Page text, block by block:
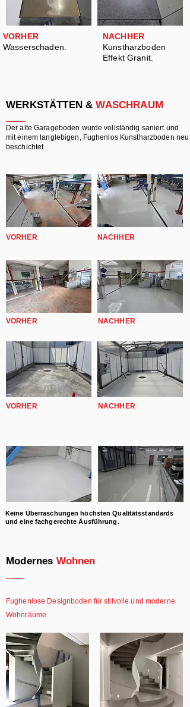
VORHER
Wasserschaden.
NACHHER
Kunstharzboden
Effekt Granit.
WERKSTÄTTEN &WASCHRAUM
Der alte Garageboden wurde vollständig saniert und
mit einem langlebigen, Fughenlos Kunstharzboden neu
beschichtet
VORHER NACHHER
VORHER NACHHER
VORHER NACHHER
Keine Überraschungen höchsten Qualitätsstandards
und eine fachgerechte Äusführung.
Modernes Wohnen
Fughenlose Designboden für stilvolle und moderne
Wohnräume.